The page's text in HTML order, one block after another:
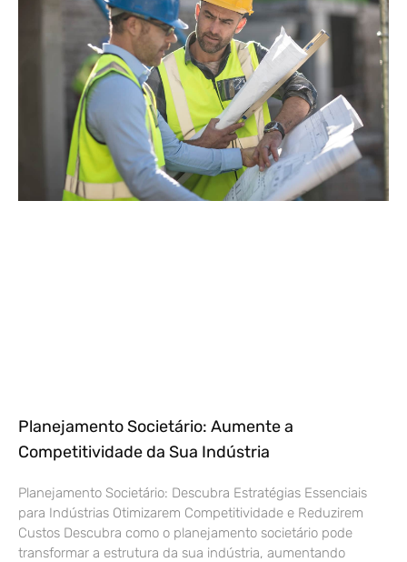
Planejamento Societário: Aumente a
Competitividade da Sua Indústria
Planejamento Societário: Descubra Estratégias Essenciais
para Indústrias Otimizarem Competitividade e Reduzirem
Custos Descubra como o planejamento societário pode
transformar a estrutura da sua indústria, aumentando